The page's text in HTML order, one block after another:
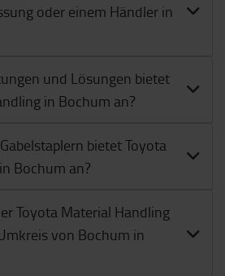
oder einem Händler in
und Lösungen bietet
in Bochum an?
bietet Toyota
Bochum an?
Toyota Material Handling
von Bochum in